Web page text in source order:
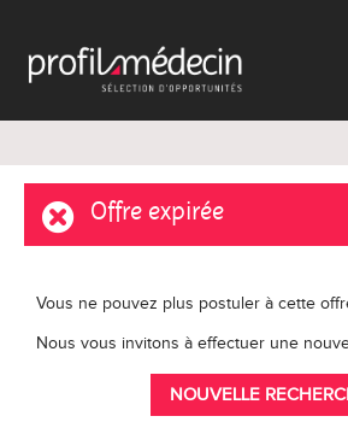
Offre expirée
Vous ne pouvez plus postuler à cette
Nous vous invitons à effectuer une
NOUVELLE